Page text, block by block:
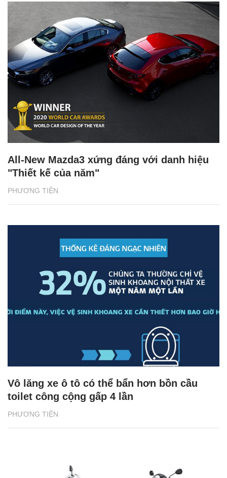
PHƯƠNG TIỆN
All-New Mazda3 xứng đáng với danh hiệu
"Thiết kế của năm"
PHƯƠNG TIỆN
Vô lăng xe ô tô có thể bẩn hơn bồn cầu
toilet công cộng gấp 4 lần